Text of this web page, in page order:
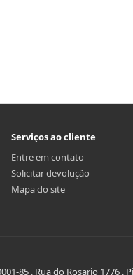
Serviços ao cliente
Entre em contato
Solicitar devolução
Mapa do site
85 , Rua do Rosario 1776 ,